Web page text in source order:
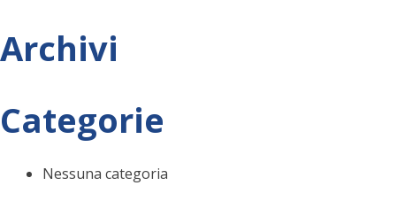
Archivi
Categorie
Nessuna categoria